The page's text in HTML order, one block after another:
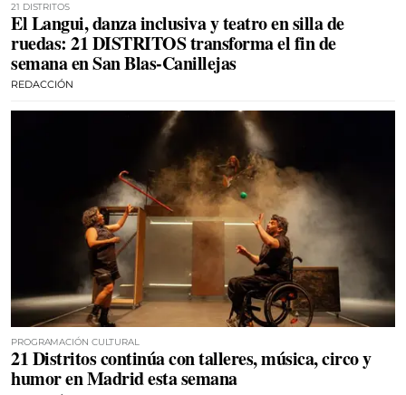
21 DISTRITOS
El Langui, danza inclusiva y teatro en silla de
ruedas: 21 DISTRITOS transforma el fin de
semana en San Blas-Canillejas
REDACCIÓN
PROGRAMACIÓN CULTURAL
21 Distritos continúa con talleres, música, circo y
humor en Madrid esta semana